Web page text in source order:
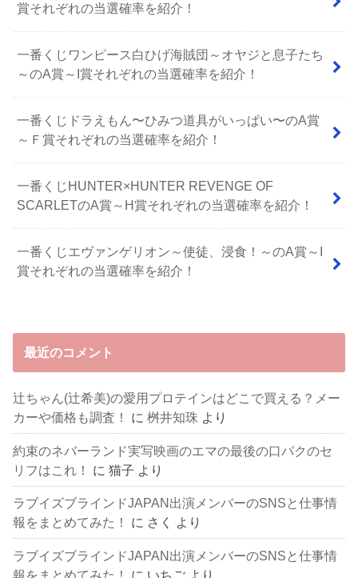
賞それぞれの当選確率を紹介！
一番くじワンピース白ひげ海賊団～オヤジと息子たち
～のA賞～I賞それぞれの当選確率を紹介！
⼀番くじドラえもん〜ひみつ道具がいっぱい〜のA賞
～Ｆ賞それぞれの当選確率を紹介！
一番くじHUNTER×HUNTER REVENGE OF
SCARLETのA賞～H賞それぞれの当選確率を紹介！
一番くじエヴァンゲリオン～使徒、浸食！～のA賞～I
賞それぞれの当選確率を紹介！
最近のコメント
辻ちゃん(辻希美)の愛用プロテインはどこで買える？メー
カーや価格も調査！
に桝井知珠 より
約束のネバーランド実写映画のエマの最後の口パクのセ
リフはこれ！
に猫子 より
ラブイズブラインドJAPAN出演メンバーのSNSと仕事情
報をまとめてみた！
に さく より
ラブイズブラインドJAPAN出演メンバーのSNSと仕事情
報をまとめてみた！
に いちご より